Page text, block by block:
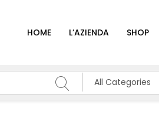
HOME L’AZIENDA SHOP
All Categories